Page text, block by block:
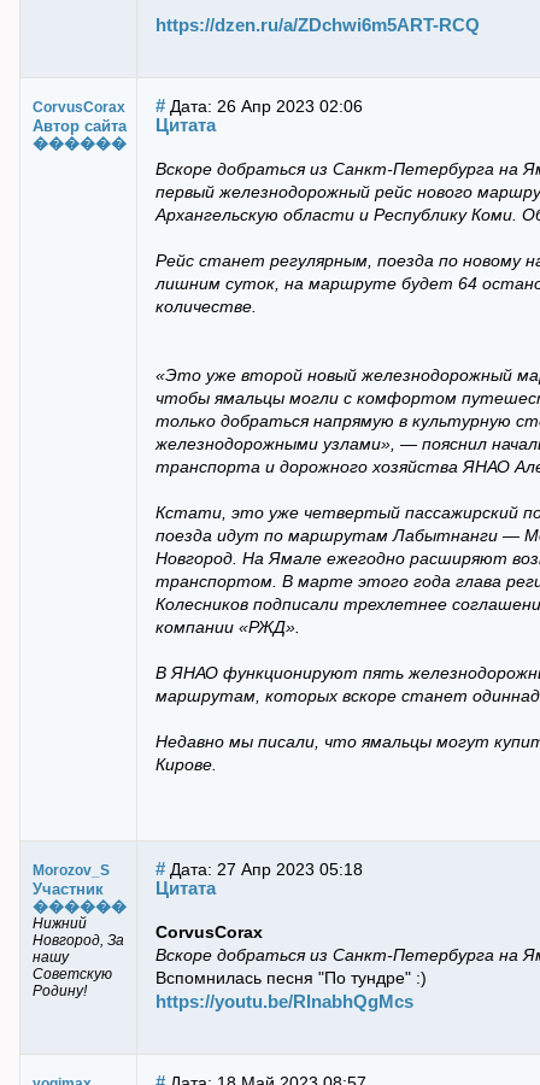
https://dzen.ru/a/ZDchwi6m5ART-RCQ
CorvusCorax
Автор сайта
������
# Дата: 26 Апр 2023 02:06
Цитата
Вскоре добраться из Санкт-Петербурга на
первый железнодорожный рейс нового
Архангельскую области и Республику Коми.
Рейс станет регулярным, поезда по новому
лишним суток, на маршруте будет 64
количестве.
«Это уже второй новый железнодорожный
чтобы ямальцы могли с комфортом
только добраться напрямую в культурную
железнодорожными узлами», — пояснил
транспорта и дорожного хозяйства ЯНАО
Кстати, это уже четвертый пассажирский
поезда идут по маршрутам Лабытнанги —
Новгород. На Ямале ежегодно расширяют
транспортом. В марте этого года глава
Колесников подписали трехлетнее
компании «РЖД».
В ЯНАО функционируют пять
маршрутам, которых вскоре станет
Недавно мы писали, что ямальцы могут
Кирове.
Morozov_S
Участник
������
Нижний
Новгород, За
нашу
Советскую
Родину!
# Дата: 27 Апр 2023 05:18
Цитата
CorvusCorax
Вскоре добраться из Санкт-Петербурга на
Вспомнилась песня "По тундре" :)
https://youtu.be/RInabhQgMcs